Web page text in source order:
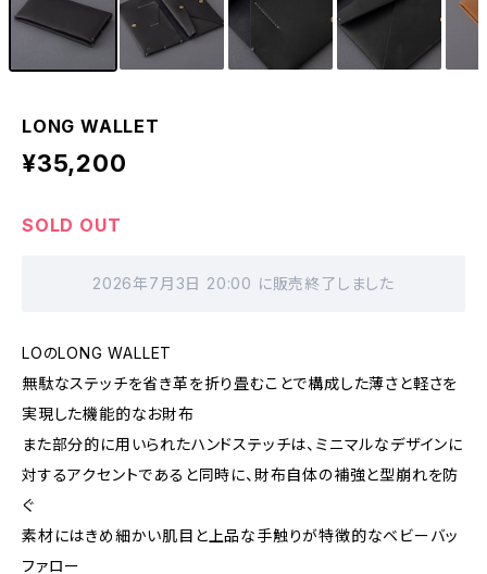
LONG WALLET
¥35,200
SOLD OUT
2026年7月3日 20:00 に販売終了しました
LOのLONG WALLET
無駄なステッチを省き革を折り畳むことで構成した薄さと軽さを
実現した機能的なお財布
また部分的に用いられたハンドステッチは、ミニマルなデザインに
対するアクセントであると同時に、財布自体の補強と型崩れを防
ぐ
素材にはきめ細かい肌目と上品な手触りが特徴的なベビーバッ
ファロー